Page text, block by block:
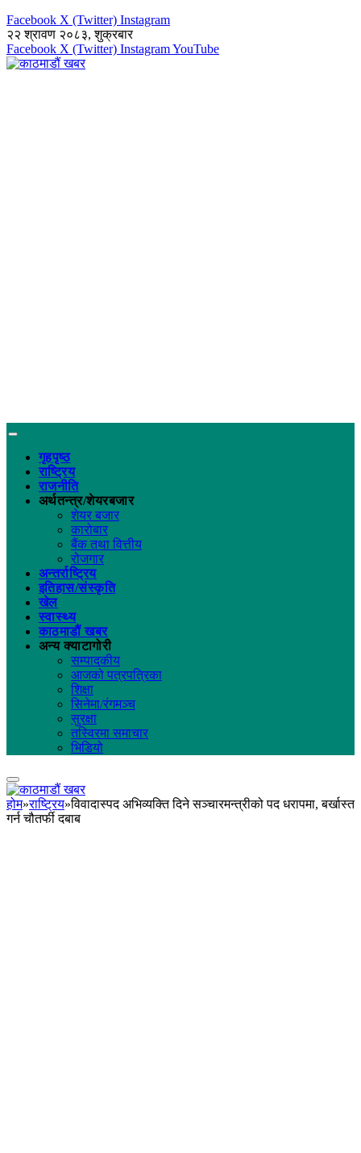
Facebook X (Twitter) Instagram
२२ श्रावण २०८३, शुक्रबार
Facebook X (Twitter) InstagramYouTube
गृहपृष्ठ
राष्ट्रिय
राजनीति
अर्थतन्त्र/शेयरबजार
शेयर बजार
कारोबार
बैंक तथा वित्तीय
रोजगार
अन्तर्राष्ट्रिय
इतिहास/संस्कृति
खेल
स्वास्थ्य
काठमाडौं खबर
अन्य क्याटागोरी
सम्पादकीय
आजको पत्रपत्रिका
शिक्षा
सिनेमा/रंगमञ्च
सुरक्षा
तस्विरमा समाचार
भिडियो
होम»राष्ट्रिय»विवादास्पद अभिव्यक्ति दिने सञ्चारमन्त्रीको पद धरापमा, बर्खास्त
गर्न चौतर्फी दबाब